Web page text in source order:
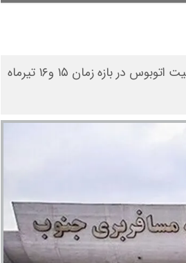
براساس مشاهدات میدانی از سایت‌های فروش بلیت اتوبوس و همچنین سامانه "سپاس" قیمت بلیت اتوبوس در بازه زمان ۱۵ و۱۶ تیرماه